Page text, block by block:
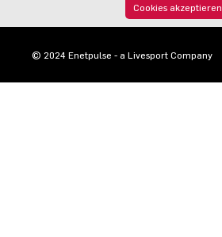
Cookies akzeptieren
© 2024 Enetpulse - a Livesport Company